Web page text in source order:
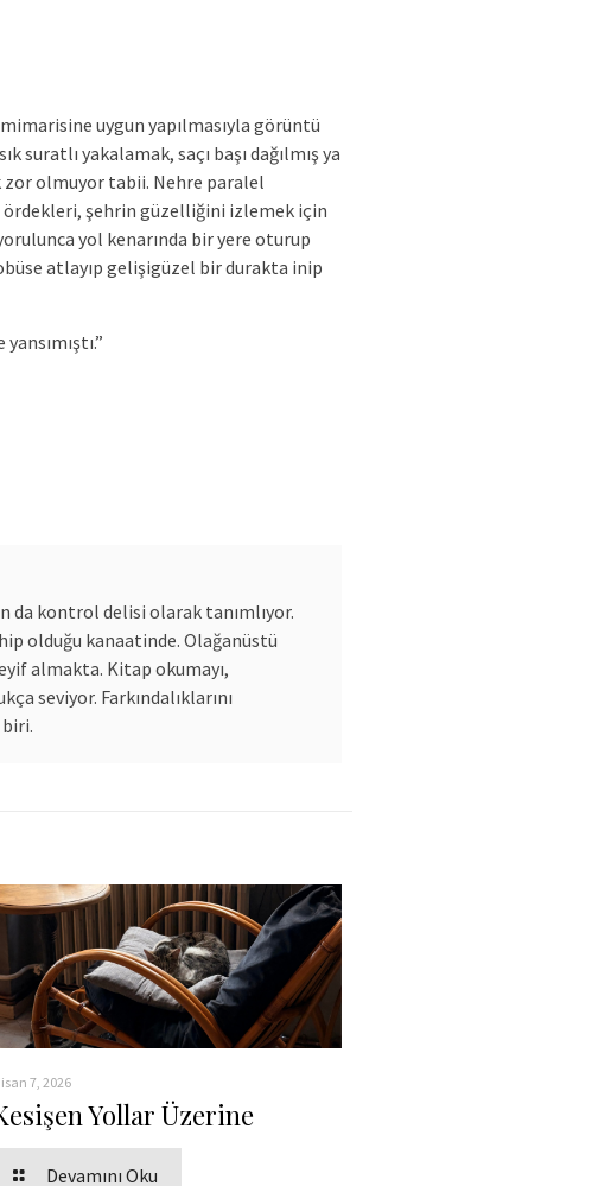
uygun yapılmasıyla görüntü
yakalamak, saçı başı dağılmış ya
olmuyor tabii. Nehre paralel
şehrin güzelliğini izlemek için
yol kenarında bir yere oturup
atlayıp gelişigüzel bir durakta inip
da kontrol delisi olarak tanımlıyor.
olduğu kanaatinde. Olağanüstü
almakta. Kitap okumayı,
seviyor. Farkındalıklarını
7, 2026
Yollar Üzerine
Devamını Oku